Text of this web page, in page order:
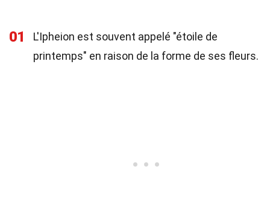
01
L'Ipheion est souvent appelé "étoile de
printemps" en raison de la forme de ses fleurs.